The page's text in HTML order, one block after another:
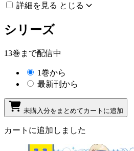
詳細を見る とじる
シリーズ
13巻まで配信中
1巻から
最新刊から
未購入分をまとめてカートに追加
カートに追加しました